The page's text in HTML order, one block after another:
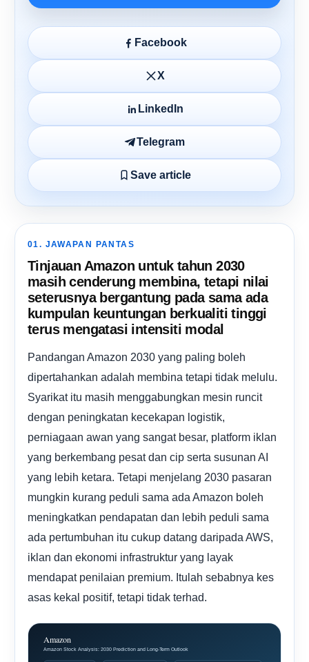
Facebook
X
LinkedIn
Telegram
Save article
01. JAWAPAN PANTAS
Tinjauan Amazon untuk tahun 2030
masih cenderung membina, tetapi nilai
seterusnya bergantung pada sama ada
kumpulan keuntungan berkualiti tinggi
terus mengatasi intensiti modal
Pandangan Amazon 2030 yang paling boleh
dipertahankan adalah membina tetapi tidak melulu.
Syarikat itu masih menggabungkan mesin runcit
dengan peningkatan kecekapan logistik,
perniagaan awan yang sangat besar, platform iklan
yang berkembang pesat dan cip serta susunan AI
yang lebih ketara. Tetapi menjelang 2030 pasaran
mungkin kurang peduli sama ada Amazon boleh
meningkatkan pendapatan dan lebih peduli sama
ada pertumbuhan itu cukup datang daripada AWS,
iklan dan ekonomi infrastruktur yang layak
mendapat penilaian premium. Itulah sebabnya kes
asas kekal positif, tetapi tidak terhad.